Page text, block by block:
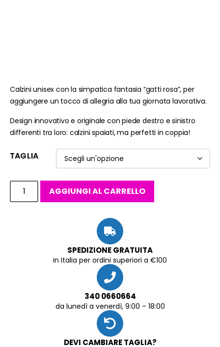
Calzini unisex con la simpatica fantasia “gatti rosa”, per
aggiungere un tocco di allegria alla tua giornata lavorativa.
Design innovativo e originale con piede destro e sinistro
differenti tra loro: calzini spaiati, ma perfetti in coppia!
TAGLIA
AGGIUNGI AL CARRELLO
SPEDIZIONE GRATUITA
in Italia per ordini superiori a €100
340 0660664
da lunedì a venerdì, 9:00 – 18:00
DEVI CAMBIARE TAGLIA?